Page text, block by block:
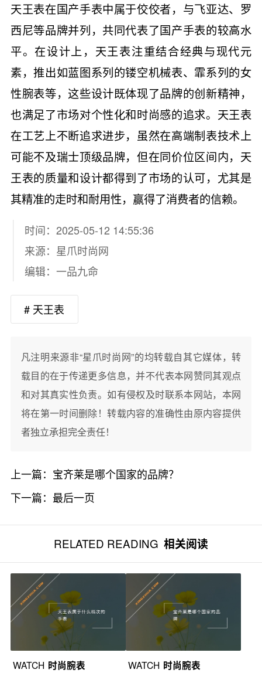
天王表在国产手表中属于佼佼者，与飞亚达、罗
西尼等品牌并列，共同代表了国产手表的较高水
平。在设计上，天王表注重结合经典与现代元
素，推出如蓝图系列的镂空机械表、霏系列的女
性腕表等，这些设计既体现了品牌的创新精神，
也满足了市场对个性化和时尚感的追求。天王表
在工艺上不断追求进步，虽然在高端制表技术上
可能不及瑞士顶级品牌，但在同价位区间内，天
王表的质量和设计都得到了市场的认可，尤其是
其精准的走时和耐用性，赢得了消费者的信赖。
时间：2025-05-12 14:55:36
来源： 星爪时尚网
编辑：一品九命
# 天王表
凡注明来源非“星爪时尚网”的均转载自其它媒体，转
载目的在于传递更多信息，并不代表本网赞同其观点
和对其真实性负责。如有侵权及时联系本网站，本网
将在第一时间删除！转载内容的准确性由原内容提供
者独立承担完全责任！
上一篇： 宝齐莱是哪个国家的品牌？
下一篇： 最后一页
RELATED READING 相关阅读
WATCH 时尚腕表 WATCH 时尚腕表